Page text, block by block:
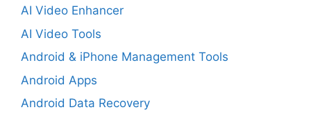
AI Video Enhancer
AI Video Tools
Android & iPhone Management Tools
Android Apps
Android Data Recovery